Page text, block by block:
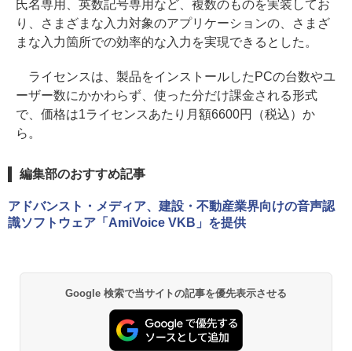
氏名専用、英数記号専用など、複数のものを実装してお
り、さまざまな入力対象のアプリケーションの、さまざ
まな入力箇所での効率的な入力を実現できるとした。
ライセンスは、製品をインストールしたPCの台数やユ
ーザー数にかかわらず、使った分だけ課金される形式
で、価格は1ライセンスあたり月額6600円（税込）か
ら。
編集部のおすすめ記事
アドバンスト・メディア、建設・不動産業界向けの音声認
識ソフトウェア「AmiVoice VKB」を提供
Google 検索で当サイトの記事を優先表示させる